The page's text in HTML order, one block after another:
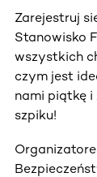
Zarejestruj
Stanowisko
wszystkich
czym jest
nami piątkę
szpiku!